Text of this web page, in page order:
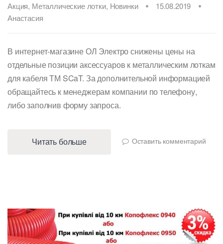
Акция, Металлические лотки, Новинки
15.08.2019
Анастасия
В интернет-магазине ОЛ Электро снижены цены на
отдельные позиции аксессуаров к металлическим лоткам
для кабеля ТМ SCaT. За дополнительной информацией
обращайтесь к менеджерам компании по телефону,
либо заполнив форму запроса.
Читать больше Оставить комментарий